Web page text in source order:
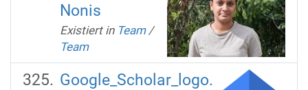
Nonis
Existiert in Team /
Team
Google_Scholar_logo.